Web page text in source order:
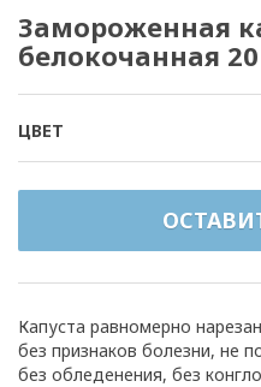
Замороженная
белокочанная
ЦВЕТ
Капуста равномерно
без признаков болезни, не
без обледенения, без